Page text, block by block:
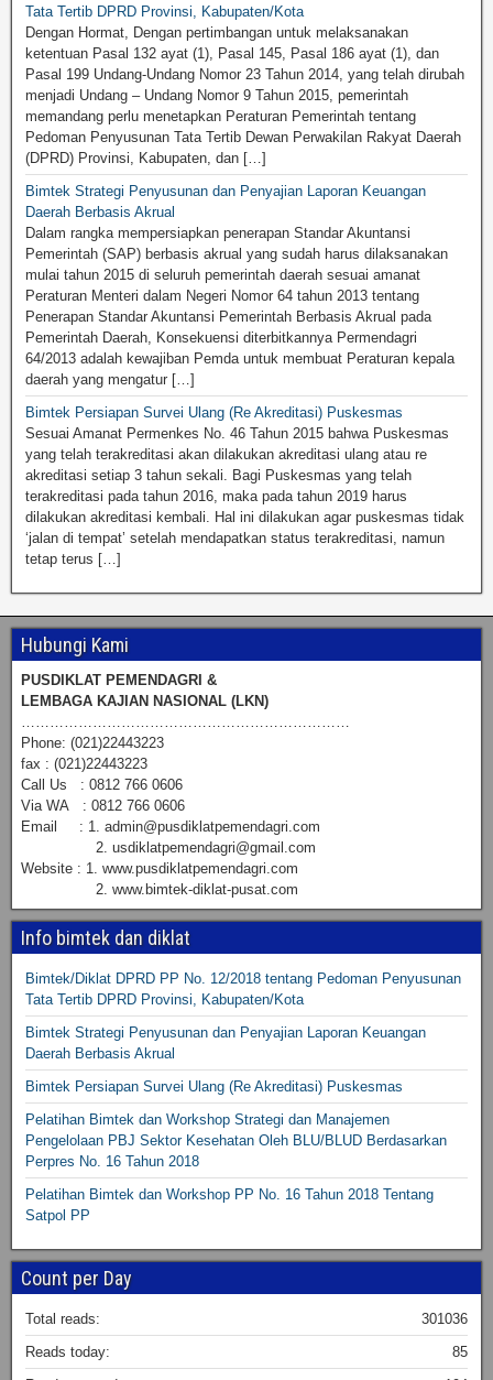
Tata Tertib DPRD Provinsi, Kabupaten/Kota
Dengan Hormat, Dengan pertimbangan untuk melaksanakan
ketentuan Pasal 132 ayat (1), Pasal 145, Pasal 186 ayat (1), dan
Pasal 199 Undang-Undang Nomor 23 Tahun 2014, yang telah dirubah
menjadi Undang – Undang Nomor 9 Tahun 2015, pemerintah
memandang perlu menetapkan Peraturan Pemerintah tentang
Pedoman Penyusunan Tata Tertib Dewan Perwakilan Rakyat Daerah
(DPRD) Provinsi, Kabupaten, dan […]
Bimtek Strategi Penyusunan dan Penyajian Laporan Keuangan
Daerah Berbasis Akrual
Dalam rangka mempersiapkan penerapan Standar Akuntansi
Pemerintah (SAP) berbasis akrual yang sudah harus dilaksanakan
mulai tahun 2015 di seluruh pemerintah daerah sesuai amanat
Peraturan Menteri dalam Negeri Nomor 64 tahun 2013 tentang
Penerapan Standar Akuntansi Pemerintah Berbasis Akrual pada
Pemerintah Daerah, Konsekuensi diterbitkannya Permendagri
64/2013 adalah kewajiban Pemda untuk membuat Peraturan kepala
daerah yang mengatur […]
Bimtek Persiapan Survei Ulang (Re Akreditasi) Puskesmas
Sesuai Amanat Permenkes No. 46 Tahun 2015 bahwa Puskesmas
yang telah terakreditasi akan dilakukan akreditasi ulang atau re
akreditasi setiap 3 tahun sekali. Bagi Puskesmas yang telah
terakreditasi pada tahun 2016, maka pada tahun 2019 harus
dilakukan akreditasi kembali. Hal ini dilakukan agar puskesmas tidak
‘jalan di tempat’ setelah mendapatkan status terakreditasi, namun
tetap terus […]
Hubungi Kami
PUSDIKLAT PEMENDAGRI &
LEMBAGA KAJIAN NASIONAL (LKN)
Phone: (021)22443223
fax : (021)22443223
Call Us : 0812 766 0606
Via WA : 0812 766 0606
Email : 1. admin@pusdiklatpemendagri.com
2. usdiklatpemendagri@gmail.com
Website : 1. www.pusdiklatpemendagri.com
2. www.bimtek-diklat-pusat.com
Info bimtek dan diklat
Bimtek/Diklat DPRD PP No. 12/2018 tentang Pedoman Penyusunan
Tata Tertib DPRD Provinsi, Kabupaten/Kota
Bimtek Strategi Penyusunan dan Penyajian Laporan Keuangan
Daerah Berbasis Akrual
Bimtek Persiapan Survei Ulang (Re Akreditasi) Puskesmas
Pelatihan Bimtek dan Workshop Strategi dan Manajemen
Pengelolaan PBJ Sektor Kesehatan Oleh BLU/BLUD Berdasarkan
Perpres No. 16 Tahun 2018
Pelatihan Bimtek dan Workshop PP No. 16 Tahun 2018 Tentang
Satpol PP
Count per Day
301036
Total reads:
85
Reads today: